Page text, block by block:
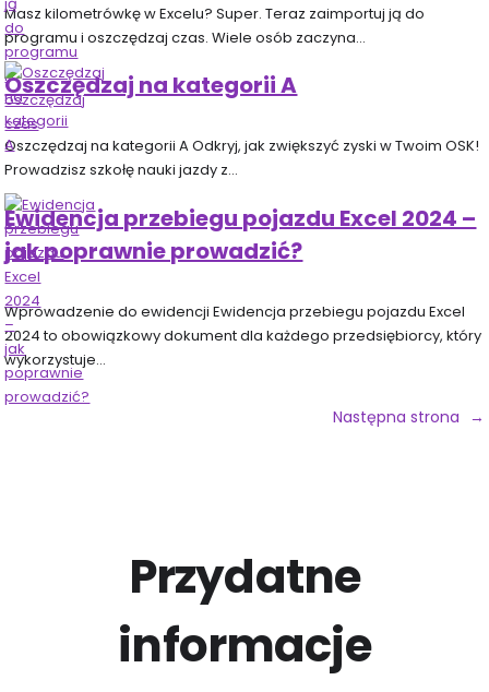
Masz kilometrówkę w Excelu? Super. Teraz zaimportuj ją do
programu i oszczędzaj czas. Wiele osób zaczyna…
Oszczędzaj na kategorii A
Oszczędzaj na kategorii A Odkryj, jak zwiększyć zyski w Twoim OSK!
Prowadzisz szkołę nauki jazdy z…
Ewidencja przebiegu pojazdu Excel 2024 –
jak poprawnie prowadzić?
Wprowadzenie do ewidencji Ewidencja przebiegu pojazdu Excel
2024 to obowiązkowy dokument dla każdego przedsiębiorcy, który
wykorzystuje…
Następna strona →
Przydatne
informacje